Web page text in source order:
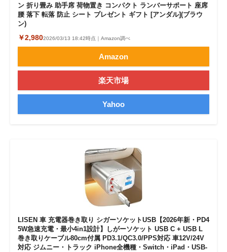
ン 折り畳み 助手席 荷物置き コンパクト ランバーサポート 座席
腰 落下 転落 防止 シート プレゼント ギフト [アンダル](ブラウ
ン)
￥2,9802026/03/13 18:42時点｜Amazon調べ
Amazon
楽天市場
Yahoo
LISEN 車 充電器巻き取り シガーソケットUSB【2026年新・PD4
5W急速充電・最小4in1設計】しがーソケット USB C + USB L
巻き取りケーブル80cm付属 PD3.1/QC3.0/PPS対応 車12V/24V
対応 ジムニー・トラック iPhone全機種・Switch・iPad・USB-